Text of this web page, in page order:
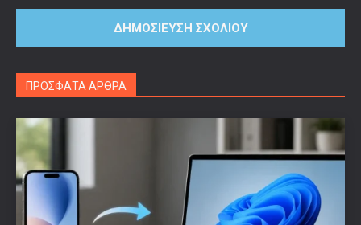
ΠΡΟΣΦΑΤΑ ΑΡΘΡΑ